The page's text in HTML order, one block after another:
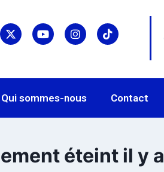
Qui sommes-nous Contact
éteint il y a